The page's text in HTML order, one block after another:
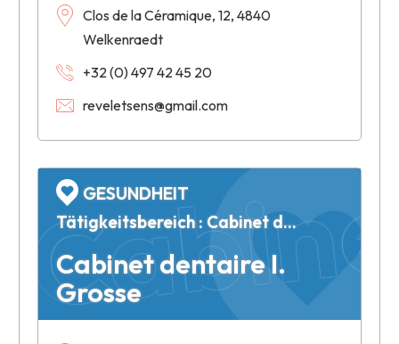
Clos de la Céramique, 12, 4840
Welkenraedt
+32 (0) 497 42 45 20
reveletsens@gmail.com
Cabinet dentaire I.
Grosse
GESUNDHEIT
Tätigkeitsbereich : Cabinet dentaire